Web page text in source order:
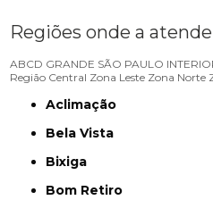
Regiões onde a atende
ABCD GRANDE SÃO PAULO
Região Central Zona Leste Zona Norte
Aclimação
Bela Vista
Bixiga
Bom Retiro